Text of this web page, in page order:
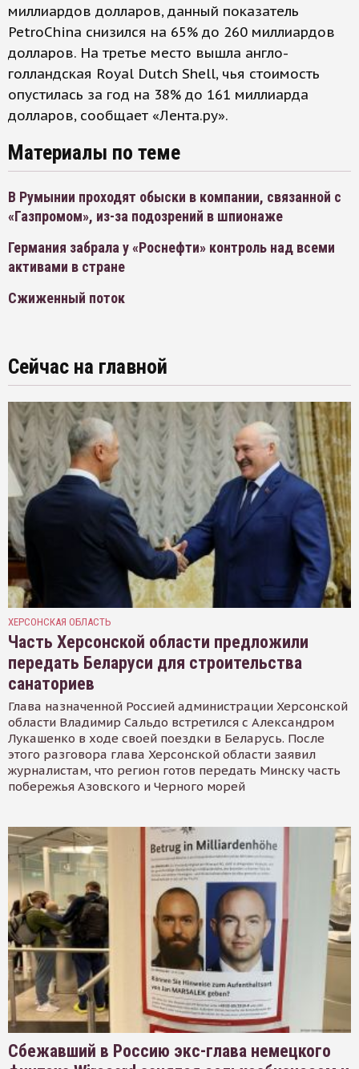
миллиардов долларов, данный показатель
PetroChina снизился на 65% до 260 миллиардов
долларов. На третье место вышла англо-
голландская Royal Dutch Shell, чья стоимость
опустилась за год на 38% до 161 миллиарда
долларов, сообщает «Лента.ру».
Материалы по теме
В Румынии проходят обыски в компании, связанной с
«Газпромом», из-за подозрений в шпионаже
Германия забрала у «Роснефти» контроль над всеми
активами в стране
Сжиженный поток
Сейчас на главной
ХЕРСОНСКАЯ ОБЛАСТЬ
Часть Херсонской области предложили
передать Беларуси для строительства
санаториев
Глава назначенной Россией администрации Херсонской
области Владимир Сальдо встретился с Александром
Лукашенко в ходе своей поездки в Беларусь. После
этого разговора глава Херсонской области заявил
журналистам, что регион готов передать Минску часть
побережья Азовского и Черного морей
Сбежавший в Россию экс-глава немецкого